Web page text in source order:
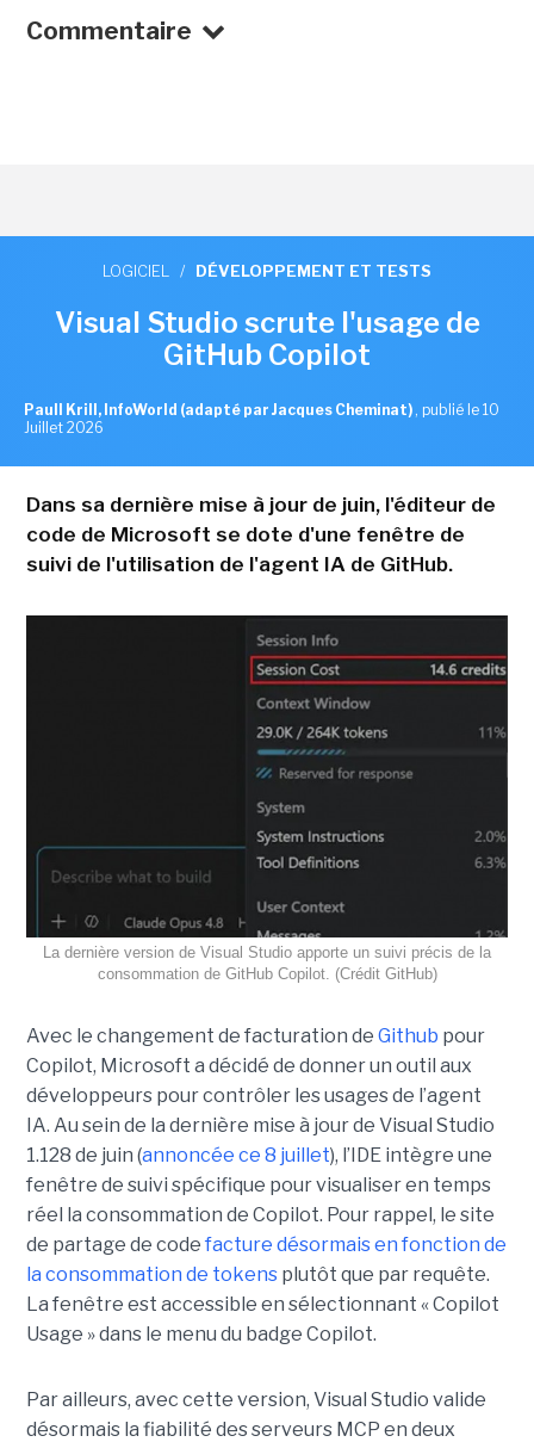
Commentaire
LOGICIEL / DÉVELOPPEMENT ET TESTS
Visual Studio scrute l'usage de
GitHub Copilot
Paull Krill, InfoWorld (adapté par Jacques Cheminat) , publié le 10
Juillet 2026
Dans sa dernière mise à jour de juin, l'éditeur de
code de Microsoft se dote d'une fenêtre de
suivi de l'utilisation de l'agent IA de GitHub.
La dernière version de Visual Studio apporte un suivi précis de la
consommation de GitHub Copilot. (Crédit GitHub)
Avec le changement de facturation de Github pour
Copilot, Microsoft a décidé de donner un outil aux
développeurs pour contrôler les usages de l’agent
IA. Au sein de la dernière mise à jour de Visual Studio
1.128 de juin (annoncée ce 8 juillet), l’IDE intègre une
fenêtre de suivi spécifique pour visualiser en temps
réel la consommation de Copilot. Pour rappel, le site
de partage de code facture désormais en fonction de
la consommation de tokens plutôt que par requête.
La fenêtre est accessible en sélectionnant « Copilot
Usage » dans le menu du badge Copilot.
Par ailleurs, avec cette version, Visual Studio valide
désormais la fiabilité des serveurs MCP en deux